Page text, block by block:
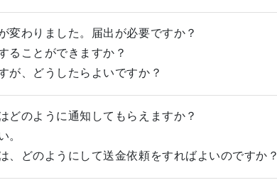
変わりました。届出が必要ですか？
ることができますか？
が、どうしたらよいですか？
どのように通知してもらえますか？
、どのようにして送金依頼をすればよいのですか？